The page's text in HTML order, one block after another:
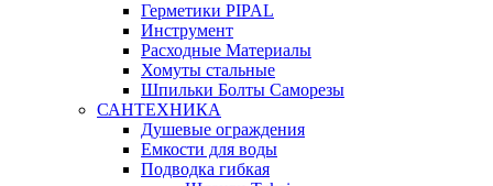
Герметики PIPAL
Инструмент
Расходные Материалы
Хомуты стальные
Шпильки Болты Саморезы
САНТЕХНИКА
Душевые ограждения
Емкости для воды
Подводка гибкая